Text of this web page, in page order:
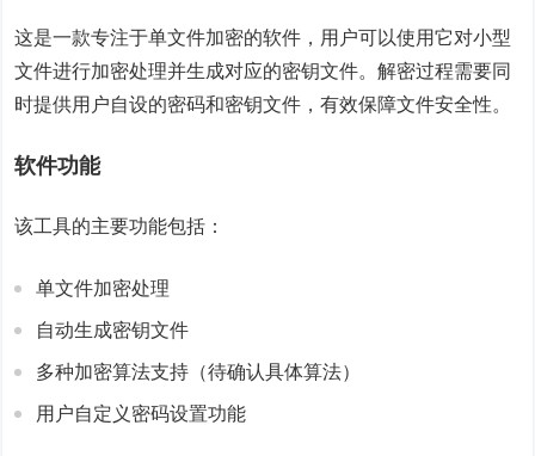
这是一款专注于单文件加密的软件，用户可以使用它对小型
文件进行加密处理并生成对应的密钥文件。解密过程需要同
时提供用户自设的密码和密钥文件，有效保障文件安全性。
软件功能
该工具的主要功能包括：
单文件加密处理
自动生成密钥文件
多种加密算法支持（待确认具体算法）
用户自定义密码设置功能